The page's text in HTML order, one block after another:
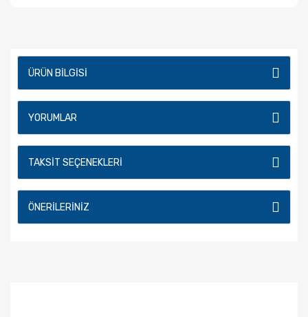
ÜRÜN BILGISI
YORUMLAR
TAKSIT SEÇENEKLERI
ÖNERILERINIZ